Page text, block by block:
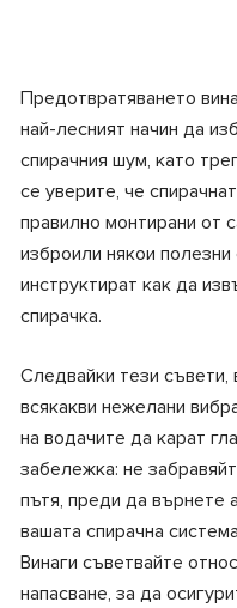
Предотвратяването
най-лесният начин да
спирачния шум, като
се уверите, че
правилно монтирани от
изброили някои
инструктират как да
спирачка.
Следвайки тези
всякакви нежелани
на водачите да карат
забележка: не
пътя, преди да върнете
вашата спирачна
Винаги съветвайте
напасване, за да